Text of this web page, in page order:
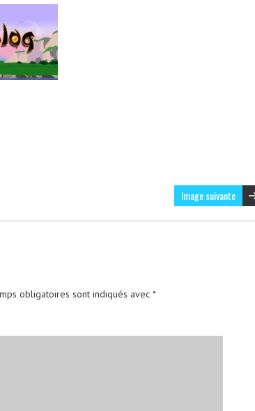
Image suivante
obligatoires sont indiqués avec *